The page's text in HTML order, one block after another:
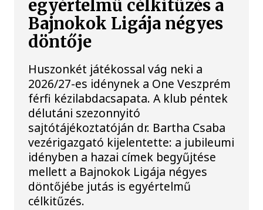
egyértelmű célkitűzés a
Bajnokok Ligája négyes
döntője
Huszonkét játékossal vág neki a
2026/27-es idénynek a One Veszprém
férfi kézilabdacsapata. A klub péntek
délutáni szezonnyitó
sajtótájékoztatóján dr. Bartha Csaba
vezérigazgató kijelentette: a jubileumi
idényben a hazai címek begyűjtése
mellett a Bajnokok Ligája négyes
döntőjébe jutás is egyértelmű
célkitűzés.